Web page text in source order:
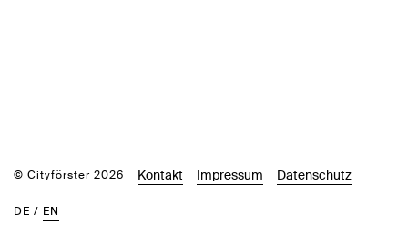
© Cityförster 2026 Kontakt Impressum Datenschutz
DE / EN